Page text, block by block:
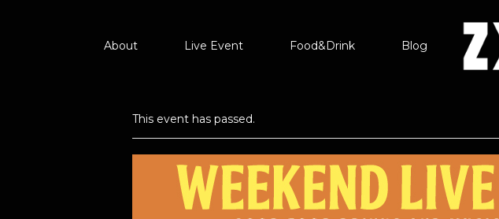
About Live Event Food&Drink Blog
This event has passed.